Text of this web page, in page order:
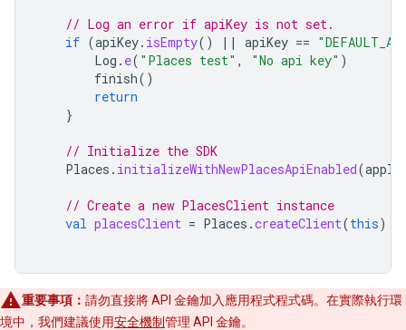
// Log an error if apiKey is not set.
if (apiKey. isEmpty() || apiKey ==
Log . e( "Places test" , "No api key" )
finish()
return
}
// Initialize the SDK
Places . initializeWithNewPlacesApiEnabled(
// Create a new PlacesClient instance
val placesClient = Places .createClient(this)
重要事項： 請勿直接將 API 金鑰加入應用程式程式碼。在實際執行環
境中，我們建議使用安全機制管理 API 金鑰。